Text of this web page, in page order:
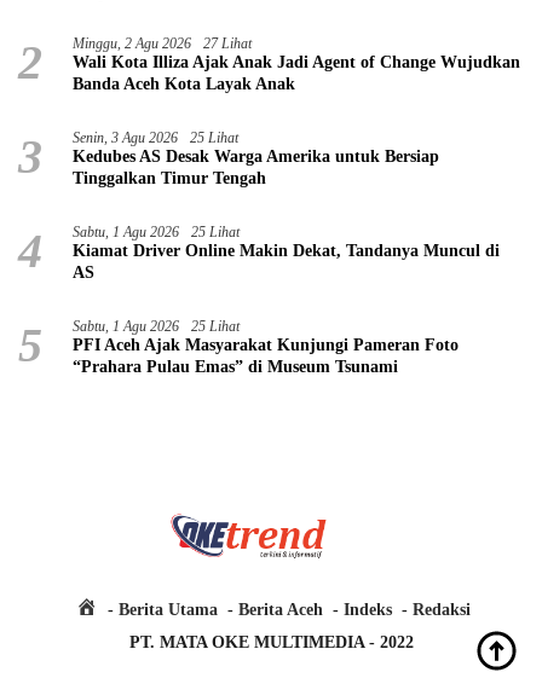
2 Minggu, 2 Agu 2026 27 Lihat
Wali Kota Illiza Ajak Anak Jadi Agent of Change Wujudkan
Banda Aceh Kota Layak Anak
3 Senin, 3 Agu 2026 25 Lihat
Kedubes AS Desak Warga Amerika untuk Bersiap
Tinggalkan Timur Tengah
4 Sabtu, 1 Agu 2026 25 Lihat
Kiamat Driver Online Makin Dekat, Tandanya Muncul di
AS
5 Sabtu, 1 Agu 2026 25 Lihat
PFI Aceh Ajak Masyarakat Kunjungi Pameran Foto
“Prahara Pulau Emas” di Museum Tsunami
H Berita Utama Berita Aceh Indeks
Redaksi
PT. MATA OKE MULTIMEDIA - 2022